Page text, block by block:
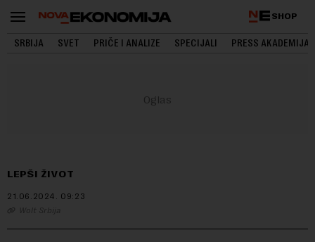
SHOP
SRBIJA SVET PRIČE I ANALIZE SPECIJALI PRESS AKADEMIJA
LEPŠI ŽIVOT
21.06.2024. 09:23
Wolt Srbija